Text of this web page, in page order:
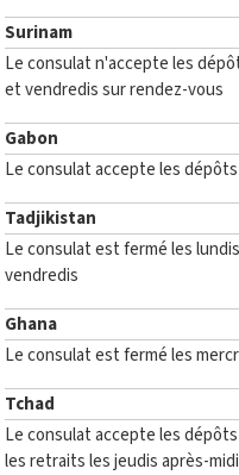
Surinam
Le consulat n'accepte les
et vendredis sur rendez-vous
Gabon
Le consulat accepte les
Tadjikistan
Le consulat est fermé les
vendredis
Ghana
Le consulat est fermé les
Tchad
Le consulat accepte les
les retraits les jeudis après-